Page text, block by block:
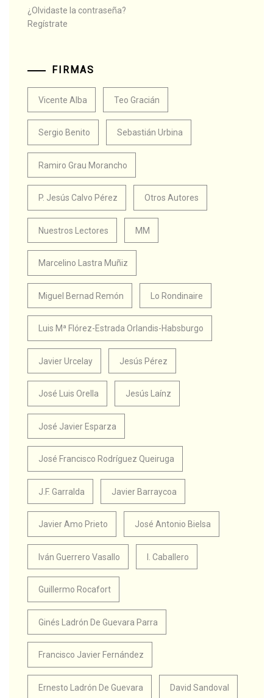
¿Olvidaste la contraseña?
Regístrate
FIRMAS
Vicente Alba Teo Gracián
Sergio Benito Sebastián Urbina
Ramiro Grau Morancho
P. Jesús Calvo Pérez Otros Autores
Nuestros Lectores MM
Marcelino Lastra Muñiz
Miguel Bernad Remón Lo Rondinaire
Luis Mª Flórez-Estrada Orlandis-Habsburgo
Javier Urcelay Jesús Pérez
José Luis Orella Jesús Laínz
José Javier Esparza
José Francisco Rodríguez Queiruga
J.F. Garralda Javier Barraycoa
Javier Amo Prieto José Antonio Bielsa
Iván Guerrero Vasallo I. Caballero
Guillermo Rocafort
Ginés Ladrón De Guevara Parra
Francisco Javier Fernández
Ernesto Ladrón De Guevara David Sandoval